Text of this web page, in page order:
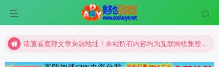
请查看底部文章来源地址！本站所有内容均为互联网收集整理和网友上传。仅限于学习研究，切勿用于商业用途。
请查看底部文章来源地址！本站所有内容均为互联网收集整理和网友上传。仅限于学习研究，切勿用于商业用途。
请查看底部文章来源地址！本站所有内容均为互联网收集整理和网友上传。仅限于学习研究，切勿用于商业用途。